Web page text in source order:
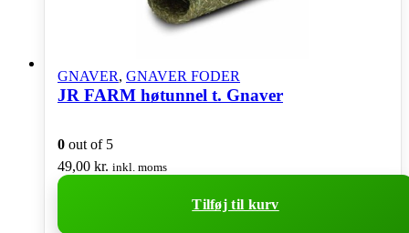
GNAVER, GNAVER FODER
JR FARM høtunnel t. Gnaver
0 out of 5
49,00 kr. inkl. moms
Tilføj til kurv